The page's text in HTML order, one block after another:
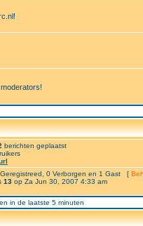
berichten geplaatst
0 Verborgen en 1 Gast [
13 op Za Jun 30, 2007 4:33 am
in de laatste 5 minuten